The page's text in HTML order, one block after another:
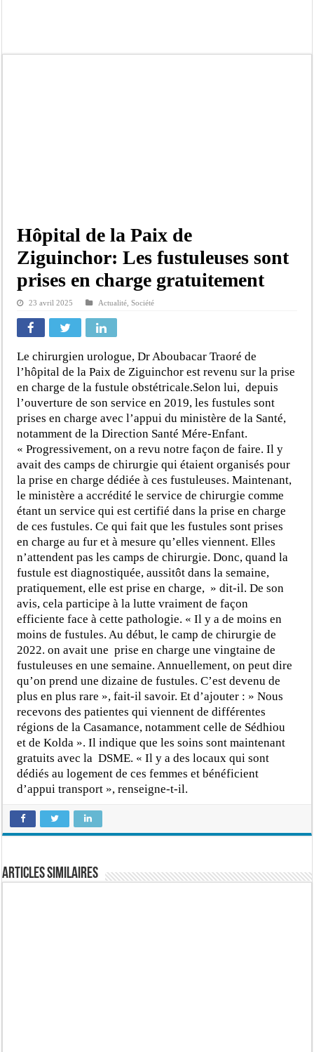
Hôpital de la Paix de
Ziguinchor: Les fustuleuses sont
prises en charge gratuitement
23 avril 2025 Actualité ,Société
Le chirurgien urologue, Dr Aboubacar Traoré de
l’hôpital de la Paix de Ziguinchor est revenu sur la prise
en charge de la fustule obstétricale.Selon lui, depuis
l’ouverture de son service en 2019, les fustules sont
prises en charge avec l’appui du ministère de la Santé,
notamment de la Direction Santé Mére-Enfant.
« Progressivement, on a revu notre façon de faire. Il y
avait des camps de chirurgie qui étaient organisés pour
la prise en charge dédiée à ces fustuleuses. Maintenant,
le ministère a accrédité le service de chirurgie comme
étant un service qui est certifié dans la prise en charge
de ces fustules. Ce qui fait que les fustules sont prises
en charge au fur et à mesure qu’elles viennent. Elles
n’attendent pas les camps de chirurgie. Donc, quand la
fustule est diagnostiquée, aussitôt dans la semaine,
pratiquement, elle est prise en charge, » dit-il. De son
avis, cela participe à la lutte vraiment de façon
efficiente face à cette pathologie. « Il y a de moins en
moins de fustules. Au début, le camp de chirurgie de
2022. on avait une prise en charge une vingtaine de
fustuleuses en une semaine. Annuellement, on peut dire
qu’on prend une dizaine de fustules. C’est devenu de
plus en plus rare », fait-il savoir. Et d’ajouter : » Nous
recevons des patientes qui viennent de différentes
régions de la Casamance, notamment celle de Sédhiou
et de Kolda ». Il indique que les soins sont maintenant
gratuits avec la DSME. « Il y a des locaux qui sont
dédiés au logement de ces femmes et bénéficient
d’appui transport », renseigne-t-il.
Articles similaires